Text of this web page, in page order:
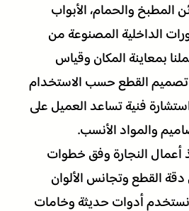
والحمام، الأبواب
الداخلية المصنوعة من
بمعاينة المكان وقياس
تصميم القطع حسب الاستخدام
فنية تساعد العميل على
والمواد الأنسب.
النجارة وفق خطوات
القطع وتجانس الألوان
أدوات حديثة وخامات